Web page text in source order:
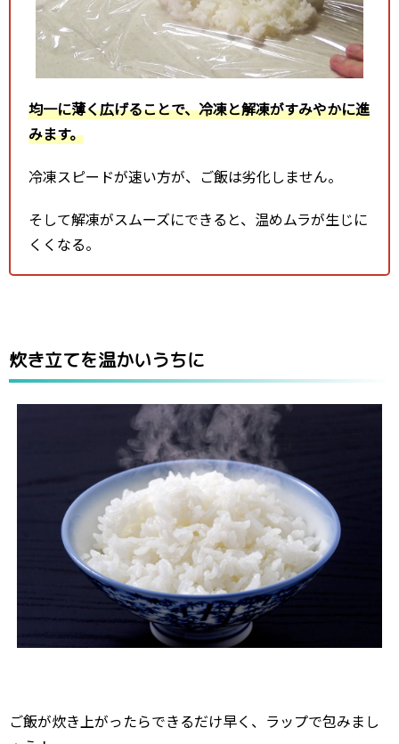
均一に薄く広げることで、冷凍と解凍がすみやかに進
みます。
冷凍スピードが速い方が、ご飯は劣化しません。
そして解凍がスムーズにできると、温めムラが生じに
くくなる。
炊き立てを温かいうちに
ご飯が炊き上がったらできるだけ早く、ラップで包みまし